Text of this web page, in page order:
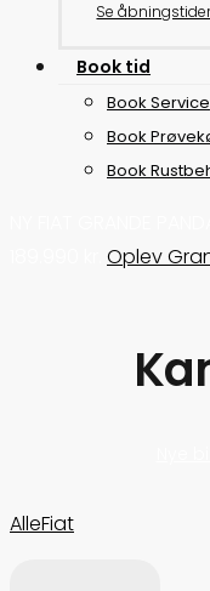
Se
Book tid
Book Service
Book
Book
Oplev
AlleFiat